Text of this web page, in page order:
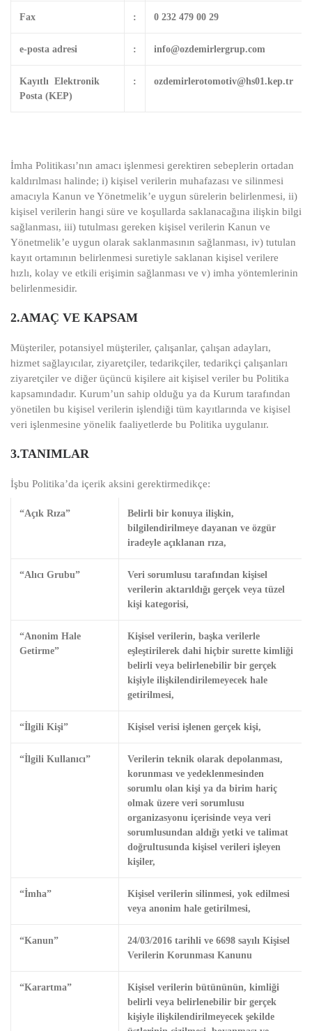
Fax : 0 232 479 00 29
e-posta adresi : info@ozdemirlergrup.com
Kayıtlı Elektronik
Posta (KEP)
: ozdemirlerotomotiv@hs01.kep.tr
İmha Politikası’nın amacı işlenmesi gerektiren sebeplerin ortadan
kaldırılması halinde; i) kişisel verilerin muhafazası ve silinmesi
amacıyla Kanun ve Yönetmelik’e uygun sürelerin belirlenmesi, ii)
kişisel verilerin hangi süre ve koşullarda saklanacağına ilişkin bilgi
sağlanması, iii) tutulması gereken kişisel verilerin Kanun ve
Yönetmelik’e uygun olarak saklanmasının sağlanması, iv) tutulan
kayıt ortamının belirlenmesi suretiyle saklanan kişisel verilere
hızlı, kolay ve etkili erişimin sağlanması ve v) imha yöntemlerinin
belirlenmesidir.
2.AMAÇ VE KAPSAM
Müşteriler, potansiyel müşteriler, çalışanlar, çalışan adayları,
hizmet sağlayıcılar, ziyaretçiler, tedarikçiler, tedarikçi çalışanları
ziyaretçiler ve diğer üçüncü kişilere ait kişisel veriler bu Politika
kapsamındadır. Kurum’un sahip olduğu ya da Kurum tarafından
yönetilen bu kişisel verilerin işlendiği tüm kayıtlarında ve kişisel
veri işlenmesine yönelik faaliyetlerde bu Politika uygulanır.
3.TANIMLAR
İşbu Politika’da içerik aksini gerektirmedikçe:
“Açık Rıza”
Belirli bir konuya ilişkin,
bilgilendirilmeye dayanan ve özgür
iradeyle açıklanan rıza,
“Alıcı Grubu”
Veri sorumlusu tarafından kişisel
verilerin aktarıldığı gerçek veya tüzel
kişi kategorisi,
“Anonim Hale
Getirme”
Kişisel verilerin, başka verilerle
eşleştirilerek dahi hiçbir surette kimliği
belirli veya belirlenebilir bir gerçek
kişiyle ilişkilendirilemeyecek hale
getirilmesi,
“İlgili Kişi” Kişisel verisi işlenen gerçek kişi,
“İlgili Kullanıcı”
Verilerin teknik olarak depolanması,
korunması ve yedeklenmesinden
sorumlu olan kişi ya da birim hariç
olmak üzere veri sorumlusu
organizasyonu içerisinde veya veri
sorumlusundan aldığı yetki ve talimat
doğrultusunda kişisel verileri işleyen
kişiler,
“İmha”
Kişisel verilerin silinmesi, yok edilmesi
veya anonim hale getirilmesi,
“Kanun”
24/03/2016 tarihli ve 6698 sayılı Kişisel
Verilerin Korunması Kanunu
“Karartma”
Kişisel verilerin bütününün, kimliği
belirli veya belirlenebilir bir gerçek
kişiyle ilişkilendirilmeyecek şekilde